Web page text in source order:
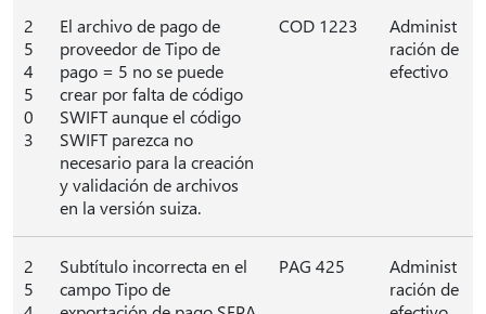
2
5
4
5
0
3
El archivo de pago de
proveedor de Tipo de
pago = 5 no se puede
crear por falta de código
SWIFT aunque el código
SWIFT parezca no
necesario para la creación
y validación de archivos
en la versión suiza.
COD 1223
Administ
ración de
efectivo
2
5
Subtítulo incorrecta en el
campo Tipo de
PAG 425
Administ
ración de